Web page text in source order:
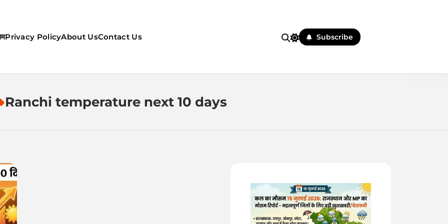
| कल का मौसम की जानकारी सबसे पहले
Privacy PolicyAbout UsContact Us Subscribe
Ranchi temperature next 10 days